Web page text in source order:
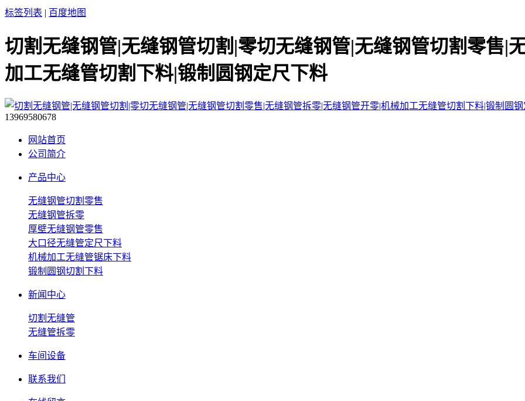
标签列表 | 百度地图
切割无缝钢管|无缝钢管切割|零切无缝钢管|无缝钢管切割零售|
加工无缝管切割下料|锻制圆钢定尺下料
13969580678
网站首页
公司简介
产品中心
无缝钢管切割零售
无缝钢管拆零
厚壁无缝钢管零售
大口径无缝管定尺下料
机械加工无缝管锯床下料
锻制圆钢切割下料
新闻中心
切割无缝管
无缝管拆零
车间设备
联系我们